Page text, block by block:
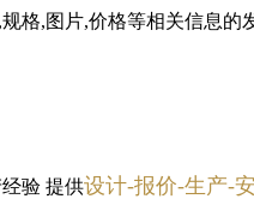
格,图片,价格等相关信息的
验 提供设计-报价-生产-